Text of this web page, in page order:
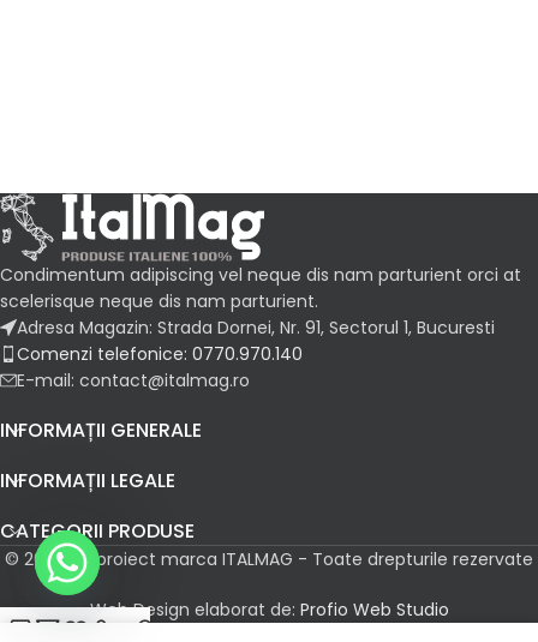
Condimentum adipiscing vel neque dis nam parturient orci at
scelerisque neque dis nam parturient.
Adresa Magazin: Strada Dornei, Nr. 91, Sectorul 1, Bucuresti
Comenzi telefonice: 0770.970.140
E-mail: contact@italmag.ro
INFORMAȚII GENERALE
INFORMAȚII LEGALE
CATEGORII PRODUSE
© 2026 Un proiect marca ITALMAG - Toate drepturile rezervate
Web Design elaborat de: Profio Web Studio